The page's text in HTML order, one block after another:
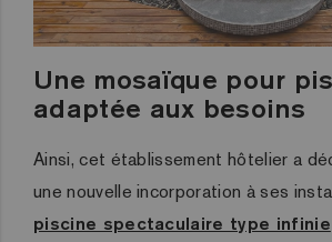
Une mosaïque pour
adaptée aux besoins
Ainsi, cet établissement hôtelier a
une nouvelle incorporation à ses
piscine spectaculaire type infinie